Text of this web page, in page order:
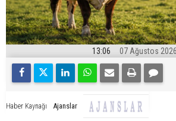
13:06 07 Ağustos 2026
Haber Kaynağı Ajanslar